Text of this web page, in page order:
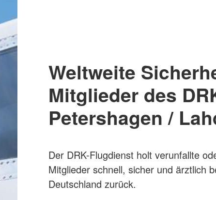
Weltweite
Mitglieder des
Petershagen /
Der DRK-Flugdienst holt verunfallte
Mitglieder schnell, sicher und ärztlich
Deutschland zurück.